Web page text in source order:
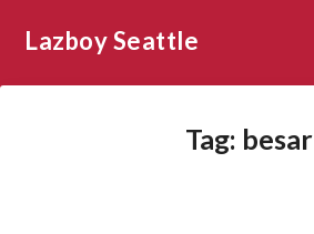
Lazboy Seattle
Tag: besar